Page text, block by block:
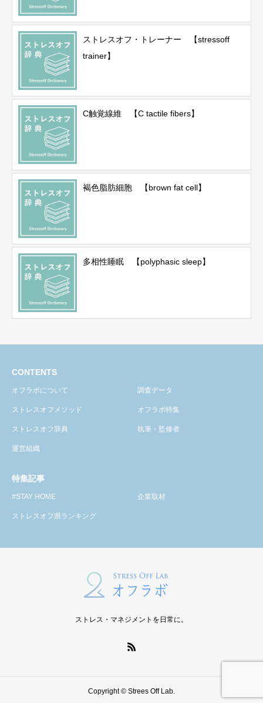
ストレスオフ・トレーナー 【stressoff
trainer】
C触覚線維 【C tactile fibers】
褐色脂肪細胞 【brown fat cell】
多相性睡眠 【polyphasic sleep】
CONTENTS
オフラボについて 調査データ
ストレスオフメソッド オフラボ特集
ストレスオフ辞典 執筆・監修者
運営組織
特集記事
#STAY HOME 企業取材
ストレスオフ県ランキング
ストレス・マネジメントを日常に。
Copyright © Strees Off Lab.